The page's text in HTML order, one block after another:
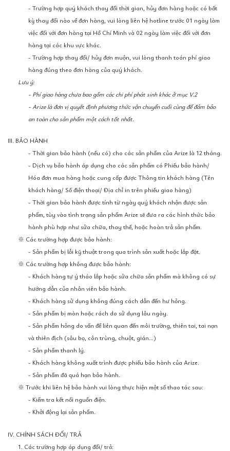
- Trường hợp quý khách thay đổi thời gian, hủy đơn hàng hoặc có bất
kỳ thay đổi nào về đơn hàng, vui lòng liên hệ hotline trước 01 ngày làm
việc đối với đơn hàng tại Hồ Chí Minh và 02 ngày làm việc đối với đơn
hàng tại các khu vực khác.
- Trường hợp thay đổi/ hủy đơn muộn, vui lòng thanh toán phí giao
hàng đúng theo đơn hàng của quý khách.
Lưu ý:
- Phí giao hàng chưa bao gồm các chi phí phát sinh khác ở mục V.2
- Arize là đơn vị quyết định phương thức vận chuyển cuối cùng để đảm bảo
an toàn cho sản phẩm một cách tốt nhất.
III. BẢO HÀNH
- Thời gian bảo hành (nếu có) cho các sản phẩm của Arize là 12 tháng.
- Dịch vụ bảo hành áp dụng cho các sản phẩm có Phiếu bảo hành/
Hóa đơn mua hàng hoặc cung cấp được Thông tin khách hàng (Tên
khách hàng/ Số điện thoại/ Địa chỉ in trên phiếu giao hàng)
- Thời gian bảo hành được tính từ ngày quý khách nhận được sản
phẩm, tùy vào tình trạng sản phẩm Arize sẽ đưa ra các hình thức bảo
hành phù hợp như sửa chữa, thay thế, hoặc hoàn trả sản phẩm.
※ Các trường hợp được bảo hành:
- Sản phẩm bị lỗi kỹ thuật trong qua trình sản xuất hoặc lắp đặt.
※ Các trường hợp không được bảo hành:
- Khách hàng tự ý tháo lắp hoặc sửa chữa sản phẩm mà không có sự
hướng dẫn của nhân viên bảo hành.
- Khách hàng sử dụng không đúng cách dẫn đến hư hỏng.
- Sản phẩm bị mòn hoặc rách do sử dụng lâu ngày.
- Sản phẩm hỏng do vấn đề liên quan đến môi trường, thiên tai, tai nạn
và thiên địch (sâu bọ, côn trùng, chuột, gián…)
- Sản phẩm thanh lý.
- Khách hàng không xuất trình được phiếu bảo hành của Arize.
- Sản phẩm đã quá hạn bảo hành.
※ Trước khi liên hệ bảo hành vui lòng thực hiện một số thao tác sau:
- Kiểm tra kết nối nguồn điện.
- Khởi động lại sản phẩm.
IV. CHÍNH SÁCH ĐỔI/ TRẢ
1. Các trường hợp áp dụng đổi/ trả: